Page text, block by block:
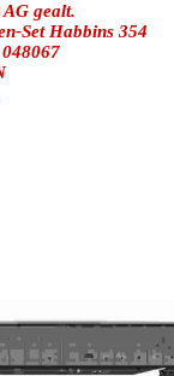
AG gealt.
Set Habbins 354